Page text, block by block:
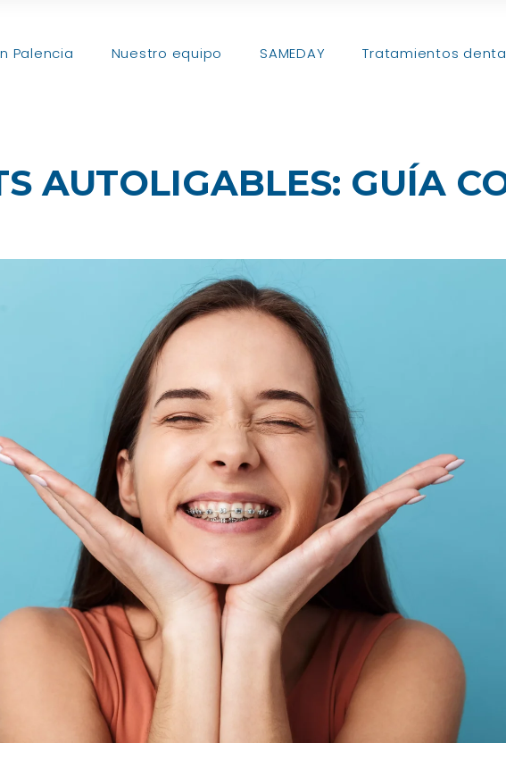
Palencia Nuestro equipo SAMEDAY Tratamientos
AUTOLIGABLES: GUÍA